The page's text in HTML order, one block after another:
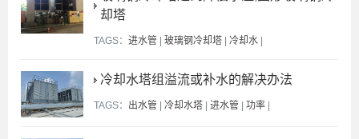
却塔
TAGS： 进水管 | 玻璃钢冷却塔 | 冷却水 |
冷却水塔组溢流或补水的解决办法
TAGS： 出水管 | 冷却水塔 | 进水管 | 功率 |